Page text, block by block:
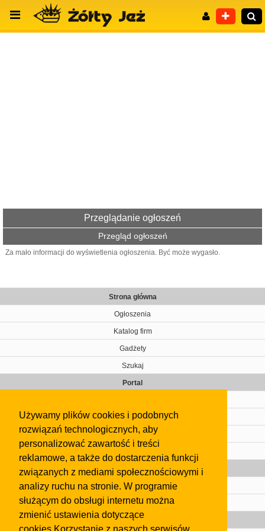
Używamy plików cookies i podobnych
rozwiązań technologicznych, aby
personalizować zawartość i treści
reklamowe, a także do dostarczenia funkcji
związanych z mediami społecznościowymi i
analizy ruchu na stronie. W programie
służącym do obsługi internetu można
zmienić ustawienia dotyczące
Przeglądanie ogłoszeń
Przegląd ogłoszeń
Za mało informacji do wyświetlenia ogłoszenia. Być może wygasło.
Strona główna
Ogłoszenia
Katalog firm
Gadżety
Szukaj
Portal
Kontakt
Regulamin
Gazeta
Olkusz
Kontakt
Strefa dla biznesu